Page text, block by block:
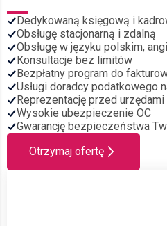
Dedykowaną księgową i
Obsługę stacjonarną i zdalną
Obsługę w języku polskim,
Konsultacje bez limitów
Bezpłatny program do
Usługi doradcy podatkowego
Reprezentację przed urzędami
Wysokie ubezpieczenie OC
Gwarancję bezpieczeństwa
Otrzymaj ofertę